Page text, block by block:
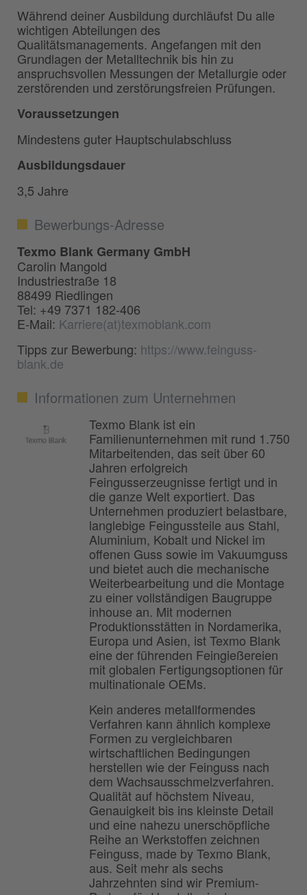
Während deiner Ausbildung durchläufst Du alle
wichtigen Abteilungen des
Qualitätsmanagements. Angefangen mit den
Grundlagen der Metalltechnik bis hin zu
anspruchsvollen Messungen der Metallurgie oder
zerstörenden und zerstörungsfreien Prüfungen.
Voraussetzungen
Mindestens guter Hauptschulabschluss
Ausbildungsdauer
3,5 Jahre
Bewerbungs-Adresse
Texmo Blank Germany GmbH
Carolin Mangold
Industriestraße 18
88499 Riedlingen
Tel: +49 7371 182-406
E-Mail: Karriere(at)texmoblank.com
Tipps zur Bewerbung: https://www.feinguss-
blank.de
Informationen zum Unternehmen
Texmo Blank ist ein
Familienunternehmen mit rund 1.750
Mitarbeitenden, das seit über 60
Jahren erfolgreich
Feingusserzeugnisse fertigt und in
die ganze Welt exportiert. Das
Unternehmen produziert belastbare,
langlebige Feingussteile aus Stahl,
Aluminium, Kobalt und Nickel im
offenen Guss sowie im Vakuumguss
und bietet auch die mechanische
Weiterbearbeitung und die Montage
zu einer vollständigen Baugruppe
inhouse an. Mit modernen
Produktionsstätten in Nordamerika,
Europa und Asien, ist Texmo Blank
eine der führenden Feingießereien
mit globalen Fertigungsoptionen für
multinationale OEMs.
Kein anderes metallformendes
Verfahren kann ähnlich komplexe
Formen zu vergleichbaren
wirtschaftlichen Bedingungen
herstellen wie der Feinguss nach
dem Wachsausschmelzverfahren.
Qualität auf höchstem Niveau,
Genauigkeit bis ins kleinste Detail
und eine nahezu unerschöpfliche
Reihe an Werkstoffen zeichnen
Feinguss, made by Texmo Blank,
aus. Seit mehr als sechs
Jahrzehnten sind wir Premium-